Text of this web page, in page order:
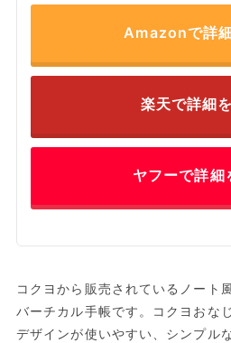
Amazonで詳
楽天で詳細
ヤフーで詳細
コクヨから販売されているノート
バーチカル手帳です。コクヨおな
デザインが使いやすい、シンプル